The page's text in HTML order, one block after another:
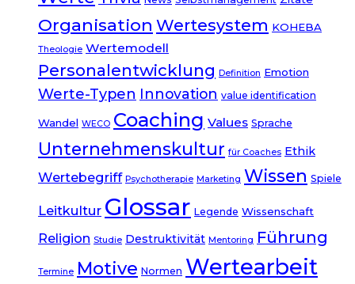
Organisation Wertesystem KOHEBA
Theologie Wertemodell
Personalentwicklung Definition Emotion
Werte-Typen Innovation value identification
Wandel WECO Coaching Values Sprache
Unternehmenskultur für Coaches Ethik
Wertebegriff Psychotherapie Marketing Wissen Spiele
Leitkultur Glossar Legende Wissenschaft
Religion Studie Destruktivität Mentoring Führung
Termine Motive Normen Wertearbeit